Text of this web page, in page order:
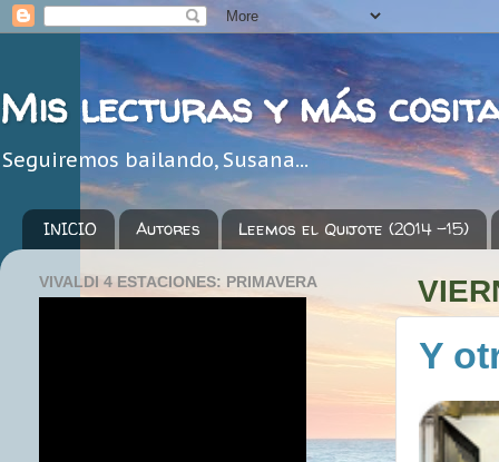
Mis lecturas y más
Seguiremos bailando, Susana...
INICIO Autores Leemos el Quijote (2014 -15)
Y
VIVALDI 4 ESTACIONES: PRIMAVERA